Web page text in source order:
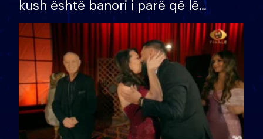
kush është banori i parë që lë
shtëpinë dhe humb mundësinë për
të fituar çmimin e madh